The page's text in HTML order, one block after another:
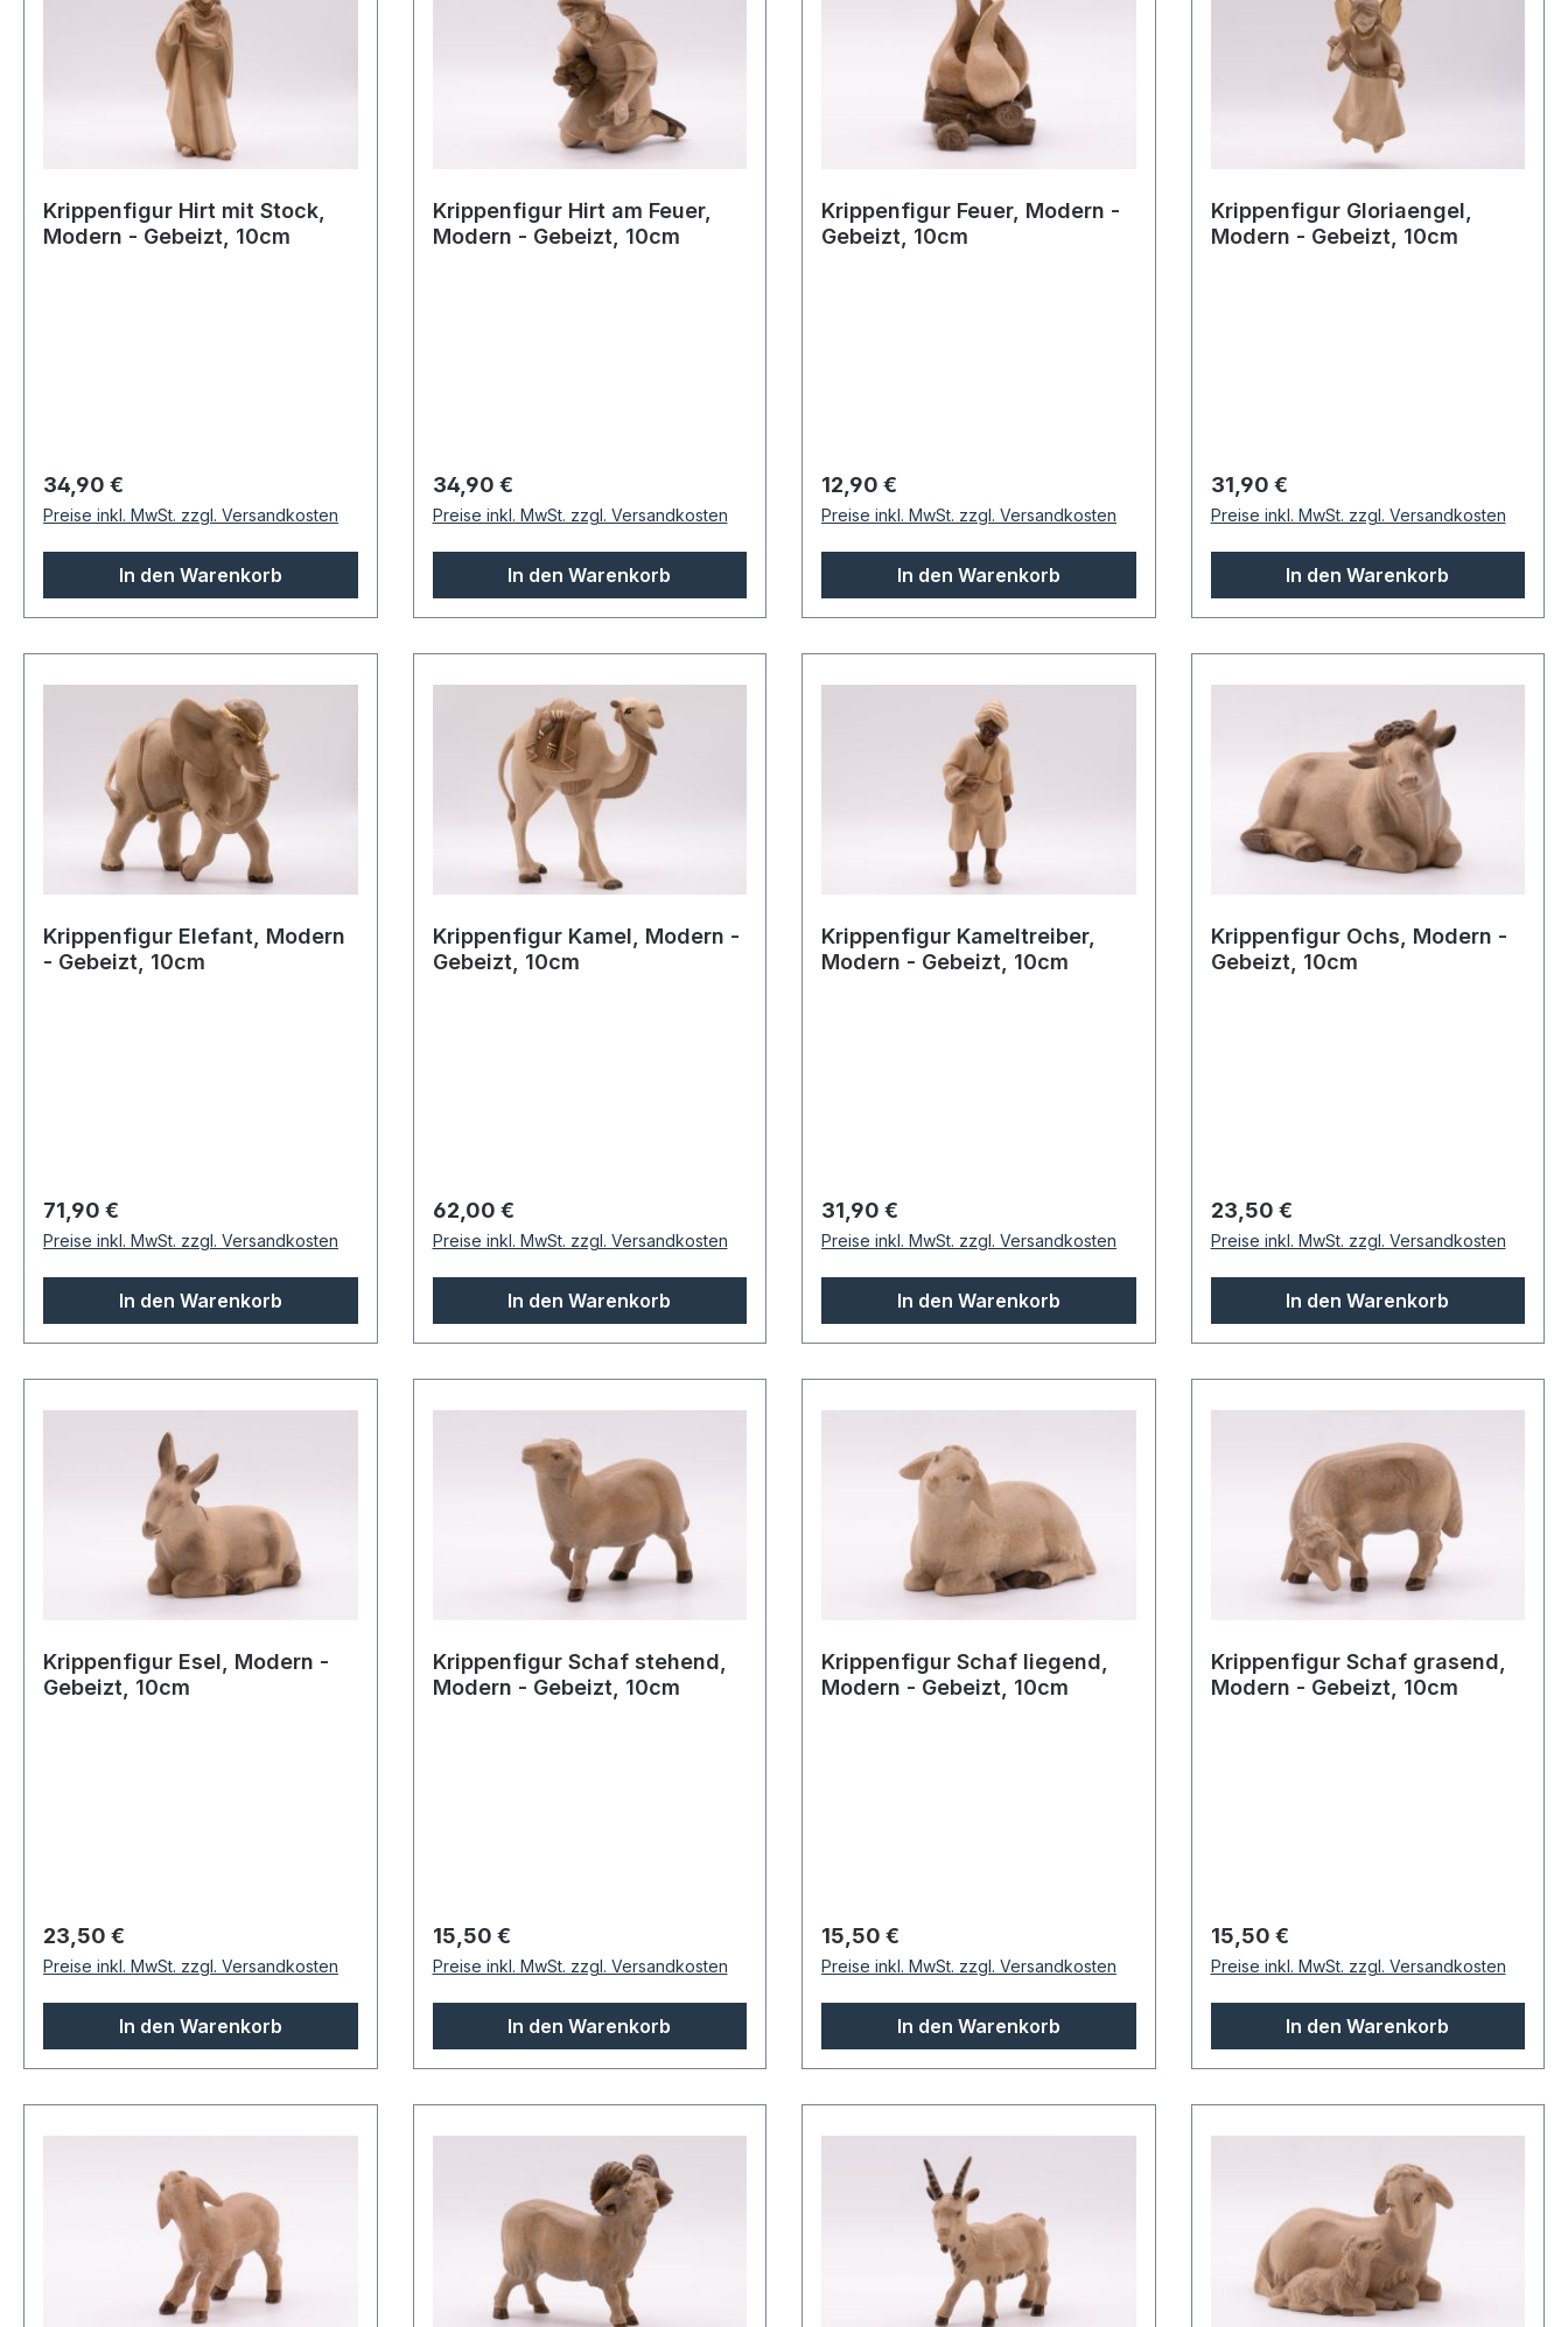
Krippenfigur Hirt mit Stock,
Modern - Gebeizt, 10cm
Regulärer Preis:
34,90 €
Preise inkl. MwSt. zzgl. Versandkosten
In den Warenkorb
Krippenfigur Hirt am Feuer,
Modern - Gebeizt, 10cm
Regulärer Preis:
34,90 €
Preise inkl. MwSt. zzgl. Versandkosten
In den Warenkorb
Krippenfigur Feuer, Modern -
Gebeizt, 10cm
Regulärer Preis:
12,90 €
Preise inkl. MwSt. zzgl. Versandkosten
In den Warenkorb
Krippenfigur Gloriaengel,
Modern - Gebeizt, 10cm
Regulärer Preis:
31,90 €
Preise inkl. MwSt. zzgl. Versandkosten
In den Warenkorb
Krippenfigur Elefant, Modern
- Gebeizt, 10cm
Regulärer Preis:
71,90 €
Preise inkl. MwSt. zzgl. Versandkosten
In den Warenkorb
Krippenfigur Kamel, Modern -
Gebeizt, 10cm
Regulärer Preis:
62,00 €
Preise inkl. MwSt. zzgl. Versandkosten
In den Warenkorb
Krippenfigur Kameltreiber,
Modern - Gebeizt, 10cm
Regulärer Preis:
31,90 €
Preise inkl. MwSt. zzgl. Versandkosten
In den Warenkorb
Krippenfigur Ochs, Modern -
Gebeizt, 10cm
Regulärer Preis:
23,50 €
Preise inkl. MwSt. zzgl. Versandkosten
In den Warenkorb
Krippenfigur Esel, Modern -
Gebeizt, 10cm
Regulärer Preis:
23,50 €
Preise inkl. MwSt. zzgl. Versandkosten
In den Warenkorb
Krippenfigur Schaf stehend,
Modern - Gebeizt, 10cm
Regulärer Preis:
15,50 €
Preise inkl. MwSt. zzgl. Versandkosten
In den Warenkorb
Krippenfigur Schaf liegend,
Modern - Gebeizt, 10cm
Regulärer Preis:
15,50 €
Preise inkl. MwSt. zzgl. Versandkosten
In den Warenkorb
Krippenfigur Schaf grasend,
Modern - Gebeizt, 10cm
Regulärer Preis:
15,50 €
Preise inkl. MwSt. zzgl. Versandkosten
In den Warenkorb